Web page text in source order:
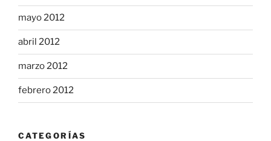
mayo 2012
abril 2012
marzo 2012
febrero 2012
CATEGORÍAS